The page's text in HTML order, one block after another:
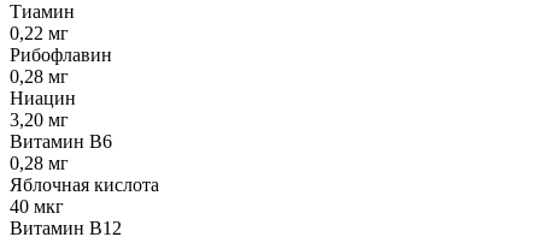
Тиамин
0,22 мг
Рибофлавин
0,28 мг
Ниацин
3,20 мг
Витамин В6
0,28 мг
Яблочная кислота
40 мкг
Витамин В12